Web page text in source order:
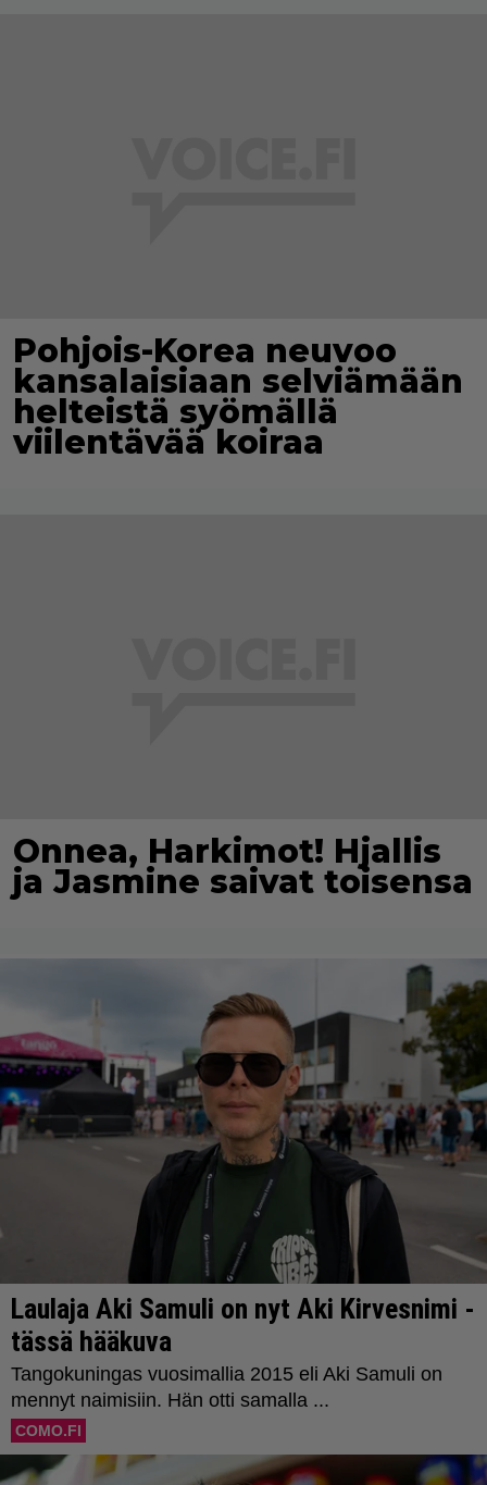
Pohjois-Korea neuvoo
kansalaisiaan selviämään
helteistä syömällä
viilentävää koiraa
Onnea, Harkimot! Hjallis
ja Jasmine saivat toisensa